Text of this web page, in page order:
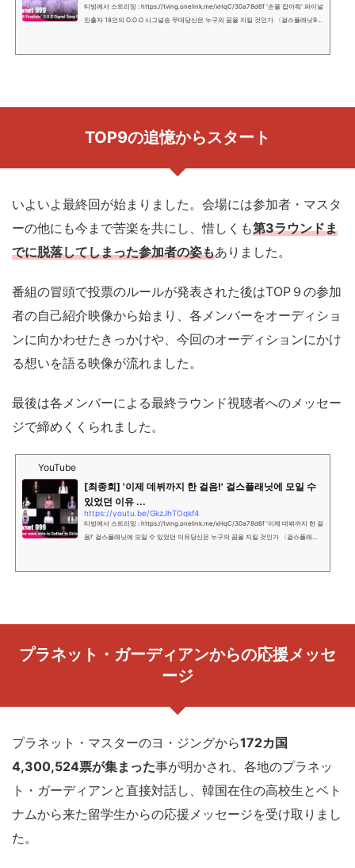
티빙에서 스트리밍 : https://tving.onelink.me/xHqC/30a78d6f '손을 잡아줘' 파이널
진출자 18인의 O.O.O 시그널송 무대당신은 누구의 꿈을 지킬 것인가 〈걸스플래닛99
TOP9の追憶からスタート
いよいよ最終回が始まりました。会場には参加者・マスタ
ーの他にも今まで苦楽を共にし、惜しくも第3ラウンドま
でに脱落してしまった参加者の姿もありました。
番組の冒頭で投票のルールが発表された後はTOP９の参加
者の自己紹介映像から始まり、各メンバーをオーディショ
ンに向かわせたきっかけや、今回のオーディションにかけ
る想いを語る映像が流れました。
最後は各メンバーによる最終ラウンド視聴者へのメッセー
ジで締めくくられました。
YouTube
[최종회] '이제 데뷔까지 한 걸음!' 걸스플래닛에 모일 수
있었던 이유 ...
https://youtu.be/GkzJhTOqkf4
티빙에서 스트리밍 : https://tving.onelink.me/xHqC/30a78d6f '이제 데뷔까지 한 걸
음!' 걸스플래닛에 모일 수 있었던 이유당신은 누구의 꿈을 지킬 것인가 〈걸스플래닛9
プラネット・ガーディアンからの応援メッセ
ージ
プラネット・マスターのヨ・ジングから172カ国
4,300,524票が集まった事が明かされ、各地のプラネッ
ト・ガーディアンと直接対話し、韓国在住の高校生とベト
ナムから来た留学生からの応援メッセージを受け取りまし
た。